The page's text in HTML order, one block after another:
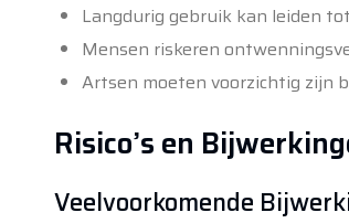
Langdurig gebruik kan leiden
Mensen riskeren
Artsen moeten voorzichtig zijn
Risico’s en
Veelvoorkomende